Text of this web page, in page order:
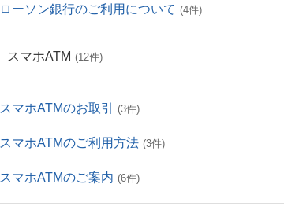
ローソン銀行のご利用について (4件)
スマホATM (12件)
スマホATMのお取引 (3件)
スマホATMのご利用方法 (3件)
スマホATMのご案内 (6件)